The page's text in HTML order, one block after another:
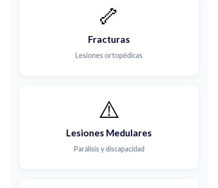
🦴
Fracturas
Lesiones ortopédicas
⚠️
Lesiones Medulares
Parálisis y discapacidad